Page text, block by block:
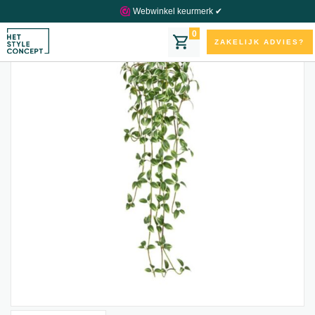
Webwinkel keurmerk ✔
0
ZAKELIJK ADVIES?